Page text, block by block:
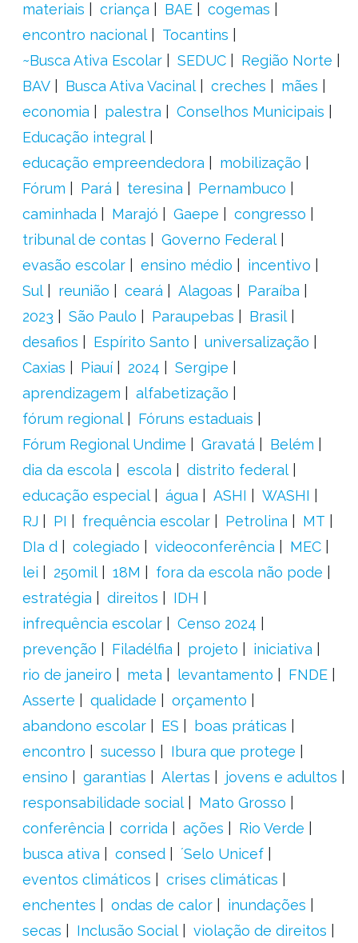
materiais
criança BAE
cogemas
encontro nacional
Tocantins
~Busca Ativa Escolar
SEDUC
Região Norte
BAV
Busca Ativa Vacinal creches
mães
economia
palestra
Conselhos Municipais
Educação integral
educação empreendedora
mobilização
Fórum
Pará teresina
Pernambuco
caminhada
Marajó Gaepe
congresso
tribunal de contas
Governo Federal
evasão escolar
ensino médio
incentivo
Sul
reunião ceará Alagoas
Paraíba
2023
São Paulo Paraupebas
Brasil
desafios
Espírito Santo
universalização
Caxias
Piauí 2024
Sergipe
aprendizagem
alfabetização
fórum regional
Fóruns estaduais
Fórum Regional Undime
Gravatá
Belém
dia da escola
escola
distrito federal
educação especial
água ASHI
WASHI
RJ
PI frequência escolar Petrolina
MT
DIa d
colegiado videoconferência
MEC
lei
250mil 18M
fora da escola não pode
estratégia
direitos
IDH
infrequência escolar
Censo 2024
prevenção
Filadélfia projeto
iniciativa
rio de janeiro
meta levantamento
FNDE
Asserte
qualidade
orçamento
abandono escolar
ES
boas práticas
encontro
sucesso
Ibura que protege
ensino
garantias Alertas
jovens e adultos
responsabilidade social
Mato Grosso
conferência
corrida ações
Rio Verde
busca ativa
consed
´Selo Unicef
eventos climáticos
crises climáticas
enchentes
ondas de calor
inundações
secas
Inclusão Social
violação de direitos